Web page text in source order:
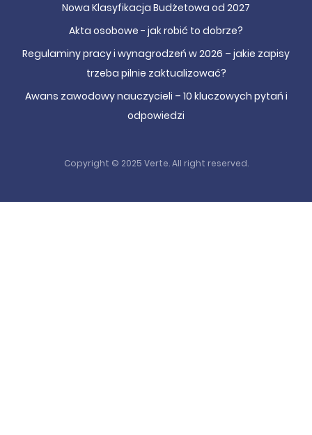
Nowa Klasyfikacja Budżetowa od 2027
Akta osobowe - jak robić to dobrze?
Regulaminy pracy i wynagrodzeń w 2026 – jakie zapisy
trzeba pilnie zaktualizować?
Awans zawodowy nauczycieli – 10 kluczowych pytań i
odpowiedzi
Copyright © 2025 Verte. All right reserved.